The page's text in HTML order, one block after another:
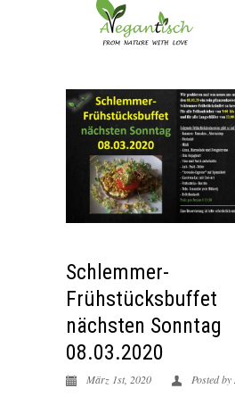
Schlemmer-
Frühstücksbuffet
nächsten Sonntag
08.03.2020
März 1st, 2020 Posted by